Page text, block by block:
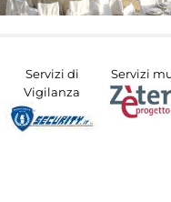
Servizi di
Vigilanza
Servizi